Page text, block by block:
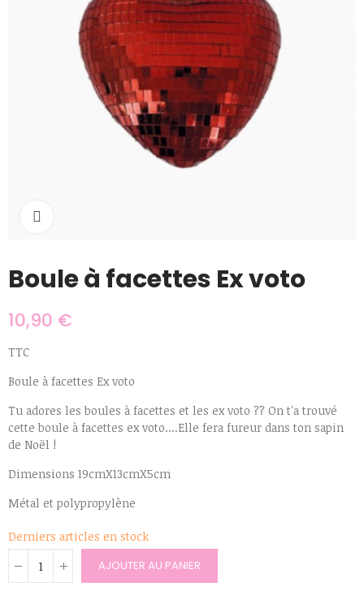
Boule à facettes Ex voto
10,90 €
TTC
Boule à facettes Ex voto
Tu adores les boules à facettes et les ex voto ?? On t'a trouvé
cette boule à facettes ex voto....Elle fera fureur dans ton sapin
de Noël !
Dimensions 19cmX13cmX5cm
Métal et polypropylène
Derniers articles en stock
AJOUTER AU PANIER